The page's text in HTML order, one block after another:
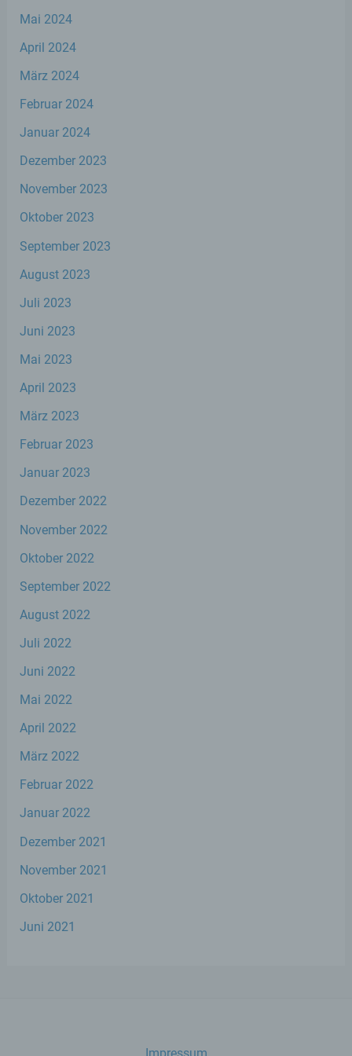
Mai 2024
April 2024
März 2024
Februar 2024
Januar 2024
Dezember 2023
November 2023
Oktober 2023
September 2023
August 2023
Juli 2023
Juni 2023
Mai 2023
April 2023
März 2023
Februar 2023
Januar 2023
Dezember 2022
November 2022
Oktober 2022
September 2022
August 2022
Juli 2022
Juni 2022
Mai 2022
April 2022
März 2022
Februar 2022
Januar 2022
Dezember 2021
November 2021
Oktober 2021
Juni 2021
Impressum
Markierung gespeicherter
ihre künftige Verarbeitung einzuschränken.
e) Profiling
Profiling ist jede Art der automatisierten
Verarbeitung personenbezogener Daten,
die darin besteht, dass diese
personenbezogenen Daten verwendet
werden, um bestimmte persönliche
Aspekte, die sich auf eine natürliche Person
persönlicher Vorlieben, Interessen,
Pseudonymisierung ist die Verarbeitung
personenbezogener Daten in einer Weise,
auf welche die personenbezogenen Daten
ohne Hinzuziehung zusätzlicher
Informationen nicht mehr einer spezifischen
können, sofern diese zusätzlichen
werden und technischen und
die gewährleisten, dass die
Verarbeitung Verantwortlicher
Verantwortlicher oder für die Verarbeitung
Verantwortlicher ist die natürliche oder
oder andere Stelle, die allein oder
und Mittel der Verarbeitung von
Sind die Zwecke und Mittel dieser
das Recht der Mitgliedstaaten vorgegeben,
beziehungsweise können die bestimmten